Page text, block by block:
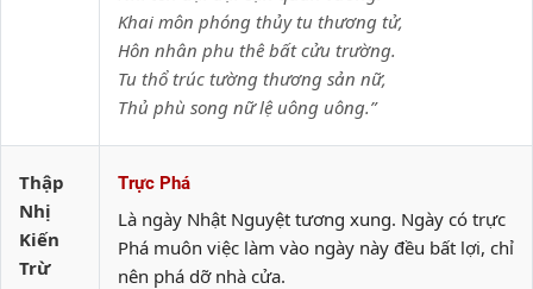
Khai môn phóng thủy tu thương tử,
Hôn nhân phu thê bất cửu trường.
Tu thổ trúc tường thương sản nữ,
Thủ phù song nữ lệ uông uông.”
Thập
Nhị
Kiến
Trừ
Trực Phá
Là ngày Nhật Nguyệt tương xung. Ngày có trực
Phá muôn việc làm vào ngày này đều bất lợi, chỉ
nên phá dỡ nhà cửa.